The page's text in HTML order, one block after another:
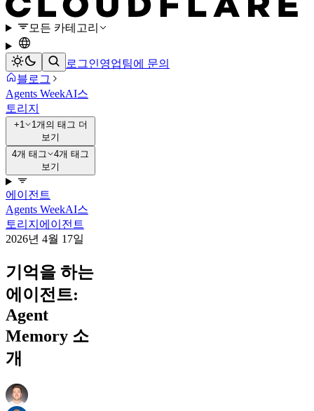
모든 카테고리
로그인영업팀에 문의
블로그
Agents WeekAI스
토리지
+1
1개의 태그 더
보기
4개 태그
4개 태그
보기
에이전트
Agents WeekAI스
토리지 에이전트
2026년 4월 17일
기억을 하는
에이전트:
Agent
Memory 소
개